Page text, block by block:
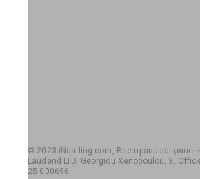
© 2023 iNsailing.com, Все права
Laudend LTD, Georgiou Xenopoulou, 3,
25 030696